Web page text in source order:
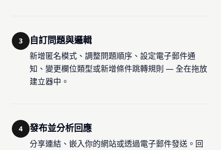
3 自訂問題與邏輯
新增匿名模式、調整問題順序、設定電子郵件通
知、變更欄位類型或新增條件跳轉規則 — 全在拖放
建立器中。
4 發布並分析回應
分享連結、嵌入你的網站或透過電子郵件發送。回